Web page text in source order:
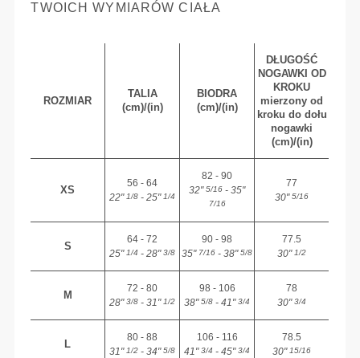
TWOICH WYMIARÓW CIAŁA
ROZMIAR
TALIA
(cm)/(in)
BIODRA
(cm)/(in)
DŁUGOŚĆ
NOGAWKI OD
KROKU
mierzony od
kroku do dołu
nogawki
(cm)/(in)
XS
56 - 64
22"1/8 - 25"1/4
82 - 90
32"5/16 - 35"
7/16
77
30"5/16
S
64 - 72
25"1/4 - 28"3/8
90 - 98
35"7/16 - 38"5/8
77.5
30"1/2
M
72 - 80
28"3/8 - 31"1/2
98 - 106
38"5/8 - 41"3/4
78
30"3/4
L
80 - 88
31"1/2 - 34"5/8
106 - 116
41"3/4 - 45"3/4
78.5
30"15/16